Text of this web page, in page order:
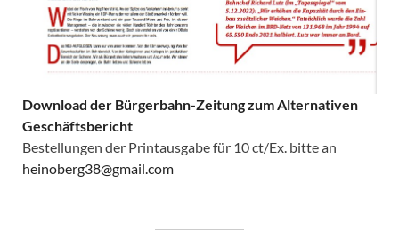
Download der Bürgerbahn-Zeitung zum Alternativen
Geschäftsbericht
Bestellungen der Printausgabe für 10 ct/Ex. bitte an
heinoberg38@gmail.com